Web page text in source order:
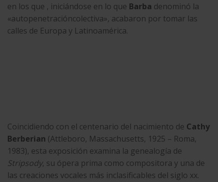
en los que , iniciándose en lo que Barba denominó la
«autopenetracióncolectiva», acabaron por tomar las
calles de Europa y Latinoamérica.
Coincidiendo con el centenario del nacimiento de Cathy
Berberian (Attleboro, Massachusetts, 1925 – Roma,
1983), esta exposición examina la genealogía de
Stripsody, su ópera prima como compositora y una de
las creaciones vocales más inclasificables del siglo xx.